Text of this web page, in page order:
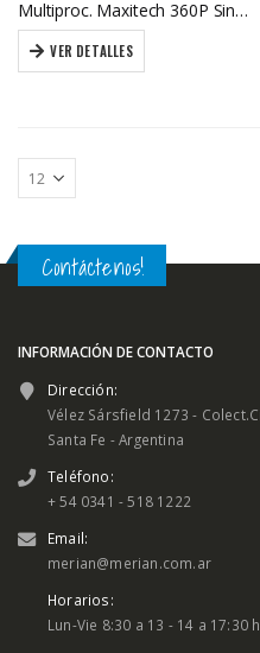
Multiproc. Maxitech 360P Sinérg. Puls. TIG-MIG-MMA
VER DETALLES
Contáctenos!
INFORMACIÓN DE CONTACTO
Dirección:
Vélez Sársfield 1273 -
Santa Fe - Argentina
Teléfono:
+ 54 0341 - 518 1222
Email:
merian@merian.com.ar
Horarios:
Lun-Vie 8:30 a 13 - 14 a 17:30